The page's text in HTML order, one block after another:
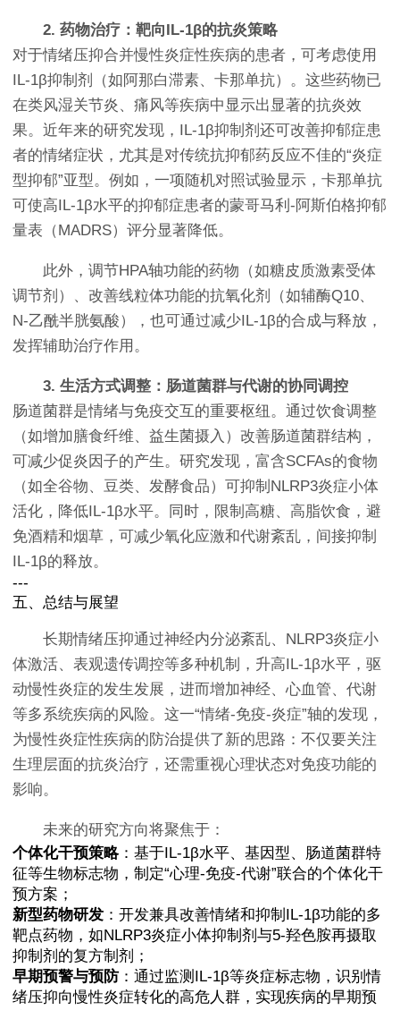
2. 药物治疗：靶向IL-1β的抗炎策略
对于情绪压抑合并慢性炎症性疾病的患者，可考虑使用
IL-1β抑制剂（如阿那白滞素、卡那单抗）。这些药物已
在类风湿关节炎、痛风等疾病中显示出显著的抗炎效
果。近年来的研究发现，IL-1β抑制剂还可改善抑郁症患
者的情绪症状，尤其是对传统抗抑郁药反应不佳的“炎症
型抑郁”亚型。例如，一项随机对照试验显示，卡那单抗
可使高IL-1β水平的抑郁症患者的蒙哥马利-阿斯伯格抑郁
量表（MADRS）评分显著降低。
此外，调节HPA轴功能的药物（如糖皮质激素受体
调节剂）、改善线粒体功能的抗氧化剂（如辅酶Q10、
N-乙酰半胱氨酸），也可通过减少IL-1β的合成与释放，
发挥辅助治疗作用。
3. 生活方式调整：肠道菌群与代谢的协同调控
肠道菌群是情绪与免疫交互的重要枢纽。通过饮食调整
（如增加膳食纤维、益生菌摄入）改善肠道菌群结构，
可减少促炎因子的产生。研究发现，富含SCFAs的食物
（如全谷物、豆类、发酵食品）可抑制NLRP3炎症小体
活化，降低IL-1β水平。同时，限制高糖、高脂饮食，避
免酒精和烟草，可减少氧化应激和代谢紊乱，间接抑制
IL-1β的释放。
---
五、总结与展望
长期情绪压抑通过神经内分泌紊乱、NLRP3炎症小
体激活、表观遗传调控等多种机制，升高IL-1β水平，驱
动慢性炎症的发生发展，进而增加神经、心血管、代谢
等多系统疾病的风险。这一“情绪-免疫-炎症”轴的发现，
为慢性炎症性疾病的防治提供了新的思路：不仅要关注
生理层面的抗炎治疗，还需重视心理状态对免疫功能的
影响。
未来的研究方向将聚焦于：
个体化干预策略：基于IL-1β水平、基因型、肠道菌群特
征等生物标志物，制定“心理-免疫-代谢”联合的个体化干
预方案；
新型药物研发 ：开发兼具改善情绪和抑制IL-1β功能的多
靶点药物，如NLRP3炎症小体抑制剂与5-羟色胺再摄取
抑制剂的复方制剂；
早期预警与预防：通过监测IL-1β等炎症标志物，识别情
绪压抑向慢性炎症转化的高危人群，实现疾病的早期预